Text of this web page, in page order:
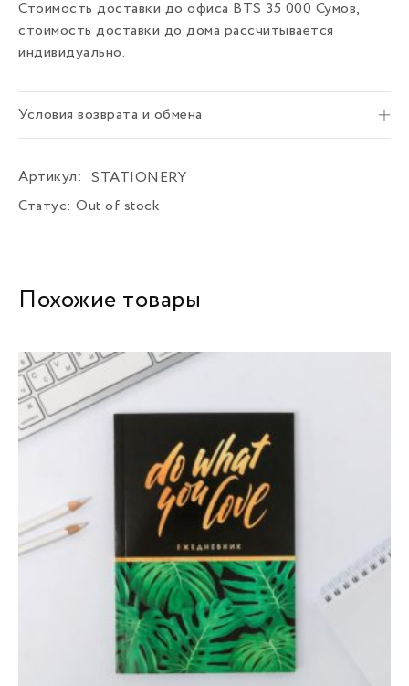
Стоимость доставки до офиса BTS 35 000 Сумов,
стоимость доставки до дома рассчитывается
индивидуально.
Условия возврата и обмена
Артикул:
STATIONERY
Статус: Out of stock
Похожие товары